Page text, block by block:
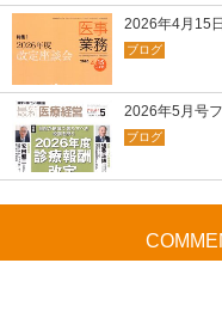
2026年4月15
ブログ
2026年5月号
ブログ